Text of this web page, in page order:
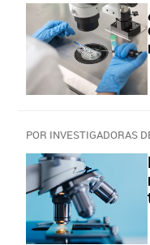
POR INVESTIGADORAS